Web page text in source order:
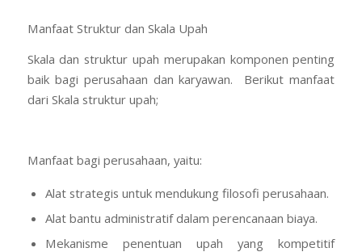
Manfaat Struktur dan Skala Upah
Skala dan struktur upah merupakan komponen penting
baik bagi perusahaan dan karyawan. Berikut manfaat
dari Skala struktur upah;
Manfaat bagi perusahaan, yaitu:
Alat strategis untuk mendukung filosofi perusahaan.
Alat bantu administratif dalam perencanaan biaya.
Mekanisme penentuan upah yang kompetitif